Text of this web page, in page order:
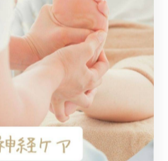
ケア」
”
ます。
ーチだからこそ